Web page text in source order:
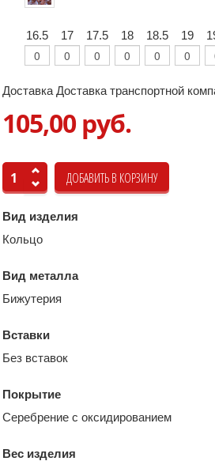
16.5 17 17.5 18 18.5 19
Доставка Доставка транспортной
105,00 руб.
Вид изделия
Кольцо
Вид металла
Бижутерия
Вставки
Без вставок
Покрытие
Серебрение с оксидированием
Вес изделия